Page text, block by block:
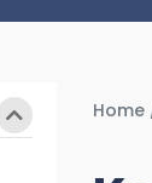
Home